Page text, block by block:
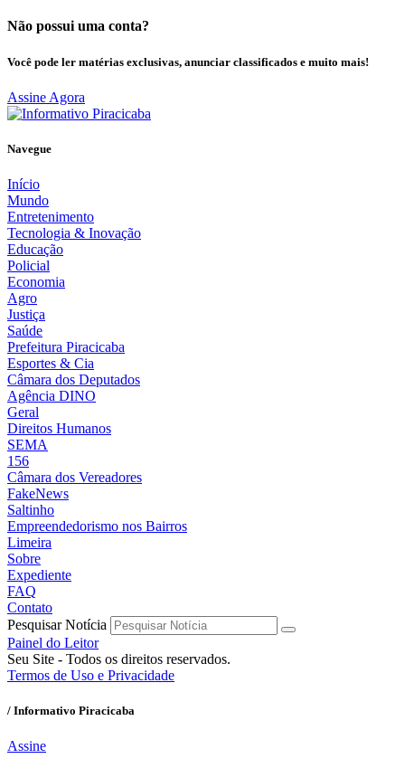
Não possui uma conta?
Você pode ler matérias exclusivas, anunciar classificados e muito mais!
Assine Agora
Navegue
Início
Mundo
Entretenimento
Tecnologia & Inovação
Educação
Policial
Economia
Agro
Justiça
Saúde
Prefeitura Piracicaba
Esportes & Cia
Câmara dos Deputados
Agência DINO
Geral
Direitos Humanos
SEMA
156
Câmara dos Vereadores
FakeNews
Saltinho
Empreendedorismo nos Bairros
Limeira
Sobre
Expediente
FAQ
Contato
Pesquisar Notícia
Painel do Leitor
Seu Site - Todos os direitos reservados.
Termos de Uso e Privacidade
/ Informativo Piracicaba
Assine